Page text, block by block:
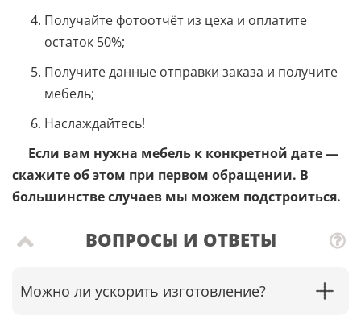
Получайте фотоотчёт из цеха и оплатите
остаток 50%;
Получите данные отправки заказа и получите
мебель;
Наслаждайтесь!
Если вам нужна мебель к конкретной дате —
скажите об этом при первом обращении. В
большинстве случаев мы можем подстроиться.
ВОПРОСЫ И ОТВЕТЫ
Можно ли ускорить изготовление?